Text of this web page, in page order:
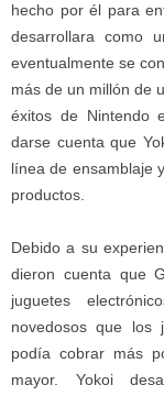
hecho por él para
desarrollara como
eventualmente se
más de un millón de
éxitos de Nintendo
darse cuenta que
línea de ensamblaje
productos.
Debido a su
dieron cuenta que
juguetes
novedosos que los
podía cobrar más
mayor. Yokoi